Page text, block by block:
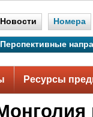
Новости Номера
Перспективные
Ресурсы